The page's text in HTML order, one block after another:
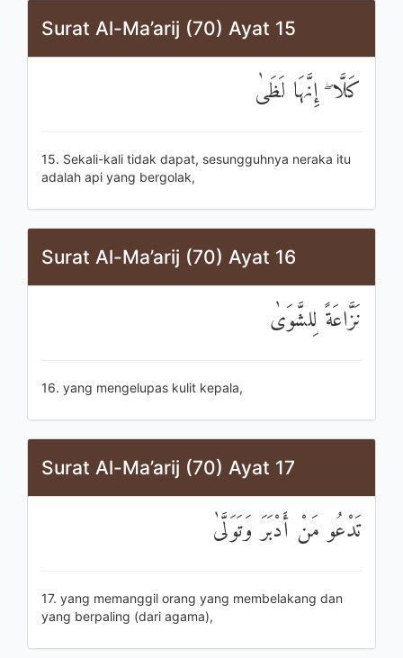
Surat Al-Ma’arij (70) Ayat 15
كَلَّا ۖ إِنَّهَا لَظَىٰ
15. Sekali-kali tidak dapat, sesungguhnya neraka itu
adalah api yang bergolak,
Surat Al-Ma’arij (70) Ayat 16
نَزَّاعَةً لِلشَّوَىٰ
16. yang mengelupas kulit kepala,
Surat Al-Ma’arij (70) Ayat 17
تَدْعُو مَنْ أَدْبَرَ وَتَوَلَّىٰ
17. yang memanggil orang yang membelakang dan
yang berpaling (dari agama),